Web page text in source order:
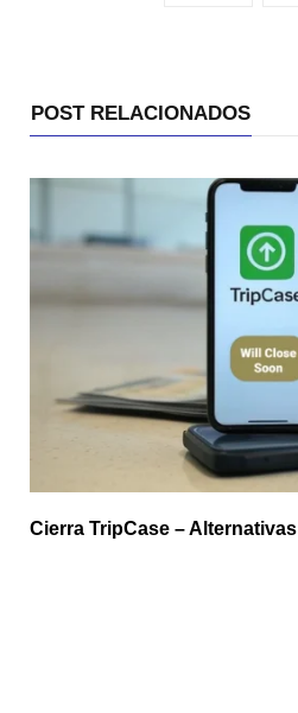
POST RELACIONADOS
Cierra TripCase – Alternativas